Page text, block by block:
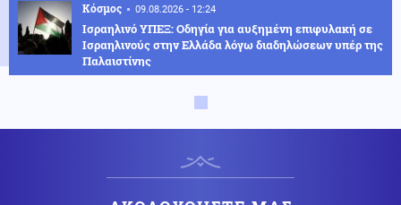
Κόσμος 09.08.2026 - 12:24
Ισραηλινό ΥΠΕΞ: Οδηγία για αυξημένη επιφυλακή σε
Ισραηλινούς στην Ελλάδα λόγω διαδηλώσεων υπέρ της
Παλαιστίνης
09.08.2026 - 12:11
Τουρνάς: 400+ πυρκαγιές σε 10 μέρες – Από αμέλεια το